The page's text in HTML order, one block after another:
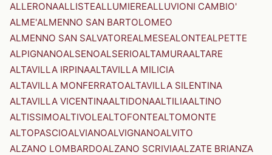
ALLERONAALLISTEALLUMIEREALLUVIONI CAMBIO'
ALME'ALMENNO SAN BARTOLOMEO
ALMENNO SAN SALVATOREALMESEALONTEALPETTE
ALPIGNANOALSENOALSERIOALTAMURAALTARE
ALTAVILLA IRPINAALTAVILLA MILICIA
ALTAVILLA MONFERRATOALTAVILLA SILENTINA
ALTAVILLA VICENTINAALTIDONAALTILIAALTINO
ALTISSIMOALTIVOLEALTOFONTEALTOMONTE
ALTOPASCIOALVIANOALVIGNANOALVITO
ALZANO LOMBARDOALZANO SCRIVIAALZATE BRIANZA